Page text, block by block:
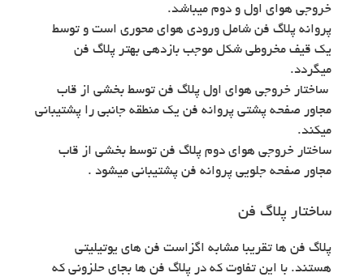
خروجی هوای اول و دوم میباشد.
پروانه پلاگ فن شامل ورودی هوای محوری است و توسط
یک قیف مخروطی شکل موجب بازدهی بهتر پلاگ فن
میگردد.
ساختار خروجی هوای اول پلاگ فن توسط بخشی از قاب
مجاور صفحه پشتی پروانه فن یک منطقه جانبی را پشتیبانی
میکند.
ساختار خروجی هوای دوم پلاگ فن توسط بخشی از قاب
مجاور صفحه جلویی پروانه فن پشتیبانی میشود .
ساختار پلاگ فن
پلاگ فن ها تقریبا مشابه اگزاست فن های یوتیلیتی
هستند. با این تفاوت که در پلاگ فن ها بجای حلزونی که